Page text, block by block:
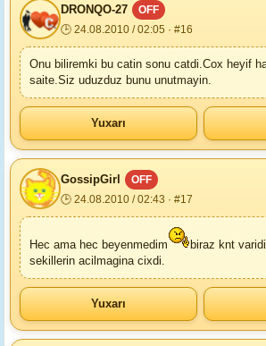
DRONQO-27
OFF
🕒 24.08.2010 / 02:05 · #16
Onu biliremki bu catin sonu catdi.Cox heyif
saite.Siz uduzduz bunu unutmayin.
Yuxarı
GossipGirl
OFF
🕒 24.08.2010 / 02:43 · #17
Hec ama hec beyenmedim
biraz knt
sekillerin acilmagina cixdi.
Yuxarı